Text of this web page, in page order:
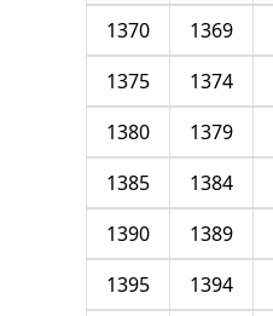
1369
1370
1374
1375
1379
1380
1384
1385
1389
1390
1394
1395